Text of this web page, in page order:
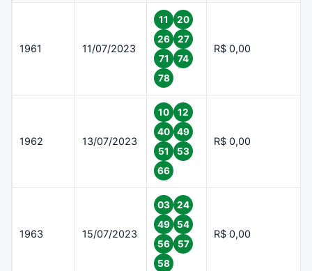
1961 11/07/2023
11
20
26
27
71
74
78
R$ 0,00
1962 13/07/2023
10
12
40
49
51
53
66
R$ 0,00
1963 15/07/2023
03
24
49
54
56
57
58
R$ 0,00